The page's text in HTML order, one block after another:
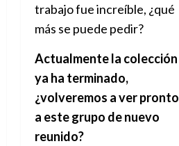
trabajo fue increíble, ¿qué
más se puede pedir?
Actualmente la colección
ya ha terminado,
¿volveremos a ver pronto
a este grupo de nuevo
reunido?